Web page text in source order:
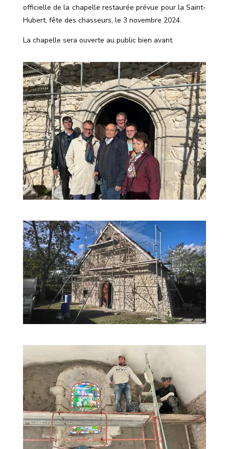
officielle de la chapelle restaurée prévue pour la Saint-
Hubert, fête des chasseurs, le 3 novembre 2024.
La chapelle sera ouverte au public bien avant.